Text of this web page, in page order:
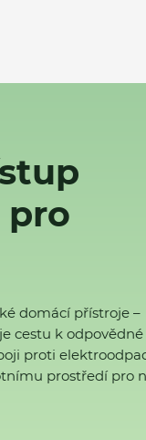
pro
domácí přístroje –
cestu k odpovědné
proti
prostředí pro